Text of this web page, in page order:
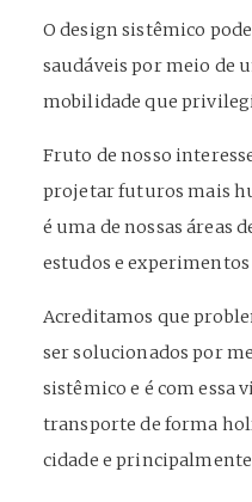
O design sistêmico
saudáveis por meio de
mobilidade que
Fruto de nosso
projetar futuros mais
é uma de nossas áreas
estudos e
Acreditamos que
ser solucionados por
sistêmico e é com essa
transporte de forma
cidade e principalmente